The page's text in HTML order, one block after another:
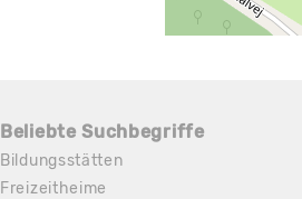
Beliebte Suchbegriffe
Bildungsstätten
Freizeitheime